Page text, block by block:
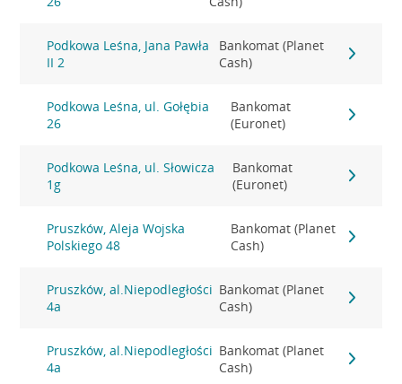
Podkowa Leśna, Jana Pawła
II 2
Bankomat (Planet
Cash)
Podkowa Leśna, ul. Gołębia
26
Bankomat
(Euronet)
Podkowa Leśna, ul. Słowicza
1g
Bankomat
(Euronet)
Pruszków, Aleja Wojska
Polskiego 48
Bankomat (Planet
Cash)
Pruszków, al.Niepodległości
4a
Bankomat (Planet
Cash)
Pruszków, al.Niepodległości
4a
Bankomat (Planet
Cash)